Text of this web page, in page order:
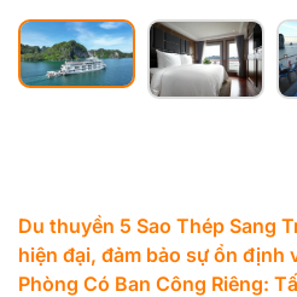
Du thuyền 5 Sao Thép Sang
hiện đại, đảm bảo sự ổn định
Phòng Có Ban Công Riêng: